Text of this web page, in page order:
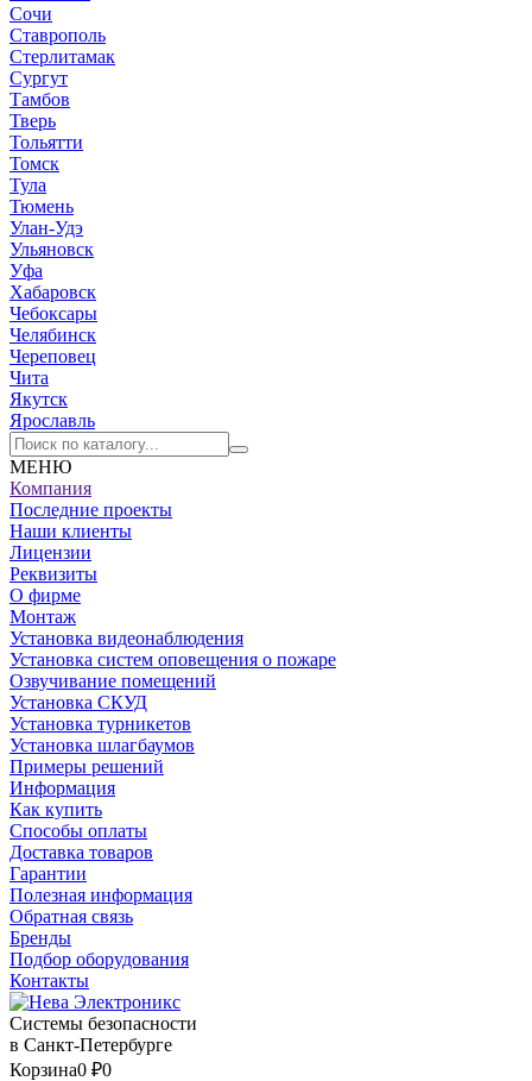
Сочи
Ставрополь
Стерлитамак
Сургут
Тамбов
Тверь
Тольятти
Томск
Тула
Тюмень
Улан-Удэ
Ульяновск
Уфа
Хабаровск
Чебоксары
Челябинск
Череповец
Чита
Якутск
Ярославль
МЕНЮ
Компания
Последние проекты
Наши клиенты
Лицензии
Реквизиты
О фирме
Монтаж
Установка видеонаблюдения
Установка систем оповещения о пожаре
Озвучивание помещений
Установка СКУД
Установка турникетов
Установка шлагбаумов
Примеры решений
Информация
Как купить
Способы оплаты
Доставка товаров
Гарантии
Полезная информация
Обратная связь
Бренды
Подбор оборудования
Контакты
Системы безопасности
в Санкт-Петербурге
Корзина0 ₽0